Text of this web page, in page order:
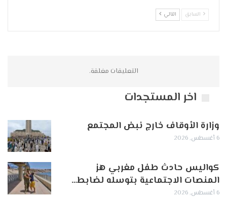
السابق التالي
التعليقات مغلقة.
اخر المستجدات
وزارة الأوقاف خارج نبض المجتمع
6 أغسطس, 2026
كواليس حادث طفل مغربي هز
المنصات الاجتماعية بتوسله لضابط…
6 أغسطس, 2026